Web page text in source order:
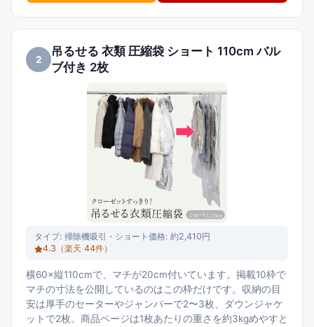
2
吊るせる 衣類 圧縮袋 ショート 110cm バル
ブ付き 2枚
タイプ: 掃除機吸引・ショート 価格: 約2,410円
4.3 （楽天 44件）
横60×縦110cmで、マチが20cm付いています。掲載10枠で
マチの寸法を公開しているのはこの枠だけです。収納の目
安は厚手のセーターやジャンパーで2〜3枚、ダウンジャケ
ットで2枚。商品ページは1枚あたりの重さを約3kgめやすと